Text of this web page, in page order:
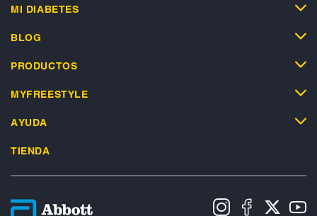
MI DIABETES
BLOG
PRODUCTOS
MYFREESTYLE
AYUDA
TIENDA